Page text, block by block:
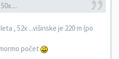
, 52x ...višinske je 220 m (po
počet